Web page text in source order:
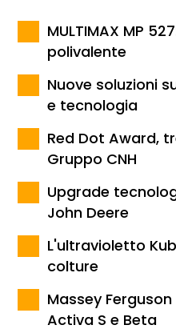
MULTIMAX MP
polivalente
Nuove soluzioni
e tecnologia
Red Dot Award,
Gruppo CNH
Upgrade
John Deere
L'ultravioletto
colture
Massey
Activa S e Beta